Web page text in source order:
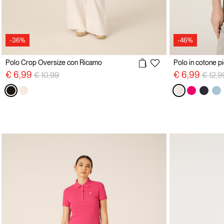
-36%
Polo Crop Oversize con Ricamo
€ 6,99 Price reduced from
€ 10,99to
-46%
Polo in cotone
€ 6,99 Price
€